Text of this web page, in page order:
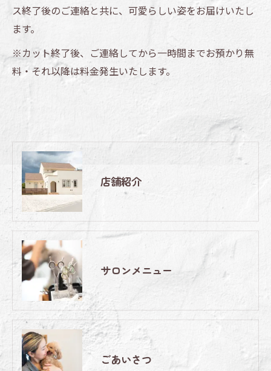
ス終了後のご連絡と共に、可愛らしい姿をお届けいたし
ます。
※カット終了後、ご連絡してから一時間までお預かり無
料・それ以降は料金発生いたします。
店舗紹介
サロンメニュー
ごあいさつ